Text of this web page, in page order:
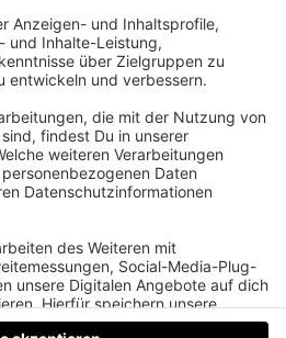
Unternehmern ihr
Video, Strategie. Studio:
in/friesenecker
·Spotify·YouTube·
AGBsJobsKontakt Werben